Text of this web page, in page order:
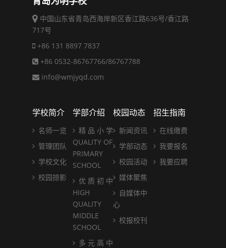
中国山东省青岛西海岸新区香江路636号/香江路
717号
+86 131 8897 7837
+86 0532-86767766/86767788
info@wmjyqd.com
学校简介
名师一览
管理团队
学校文化
校园掠影
学部介绍
精 品 小 学
QUALITY OF
PRIMARY
SCHOOL
优 质 初 中
HIGH
QUALITY
MIDDLE
SCHOOL
多 元 高 中
校园动态
新闻资讯
学部动态
校园活动
媒体聚焦
自媒体中
心
校报校刊
招生指南
在线缴费
我要报名
我要应聘